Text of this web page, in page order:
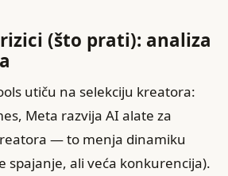
(što prati): analiza
utiču na selekciju kreatora:
Meta razvija AI alate za
— to menja dinamiku
spajanje, ali veća konkurencija).